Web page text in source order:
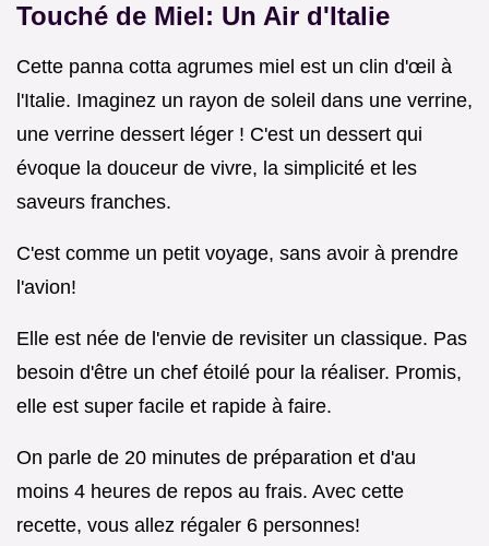
Touché de Miel: Un Air d'Italie
Cette panna cotta agrumes miel est un clin d'œil à
l'Italie. Imaginez un rayon de soleil dans une verrine,
une verrine dessert léger ! C'est un dessert qui
évoque la douceur de vivre, la simplicité et les
saveurs franches.
C'est comme un petit voyage, sans avoir à prendre
l'avion!
Elle est née de l'envie de revisiter un classique. Pas
besoin d'être un chef étoilé pour la réaliser. Promis,
elle est super facile et rapide à faire.
On parle de 20 minutes de préparation et d'au
moins 4 heures de repos au frais. Avec cette
recette, vous allez régaler 6 personnes!